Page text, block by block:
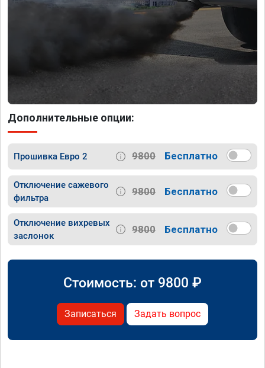
Дополнительные опции:
Прошивка Евро 2 9800 Бесплатно
Отключение сажевого
фильтра
9800 Бесплатно
Отключение вихревых
заслонок
9800 Бесплатно
Стоимость: от 9800 ₽
Записаться Задать вопрос